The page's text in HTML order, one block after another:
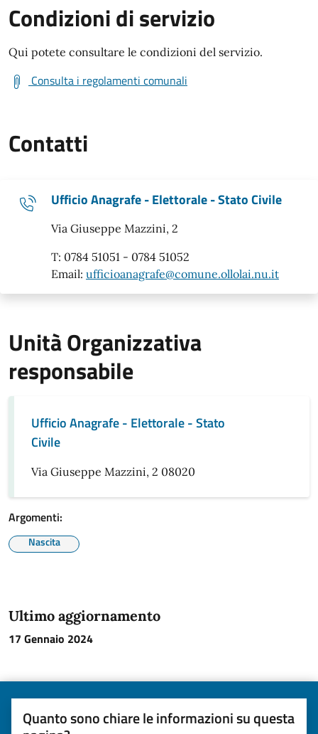
Condizioni di servizio
Qui potete consultare le condizioni del servizio.
Consulta i regolamenti comunali
Contatti
Ufficio Anagrafe - Elettorale - Stato Civile
Via Giuseppe Mazzini, 2
T: 0784 51051 - 0784 51052
Email: ufficioanagrafe@comune.ollolai.nu.it
Unità Organizzativa
responsabile
Ufficio Anagrafe - Elettorale - Stato
Civile
Via Giuseppe Mazzini, 2 08020
Argomenti:
Nascita
Ultimo aggiornamento
17 Gennaio 2024
Quanto sono chiare le informazioni su questa